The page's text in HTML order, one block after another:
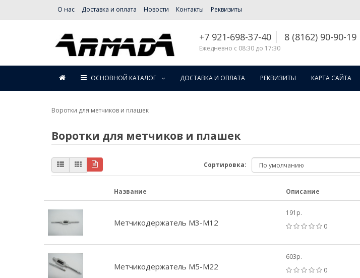
О нас Доставка и оплата Новости Контакты Реквизиты
+7 921-698-37-40 8 (8162) 90-90-19
Ежедневно с 08:30 до 17:30
ОСНОВНОЙ КАТАЛОГ ДОСТАВКА И ОПЛАТА РЕКВИЗИТЫ КАРТА САЙТА
Воротки для метчиков и плашек
Воротки для метчиков и плашек
Сортировка:
Название Описание
Метчикодержатель М3-М12
191р.
0
Метчикодержатель М5-М22
603р.
0